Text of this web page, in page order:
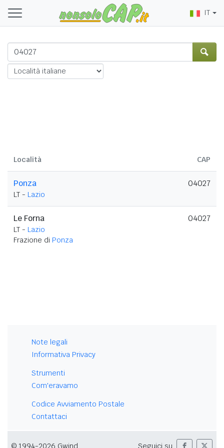
IT
Località CAP
Ponza
LT - Lazio
04027
Le Forna
LT - Lazio
Frazione di Ponza
04027
Note legali
Informativa Privacy
Strumenti
Com'eravamo
Codice Avviamento Postale
Contattaci
© 1994-2026 Gwind Seguici su